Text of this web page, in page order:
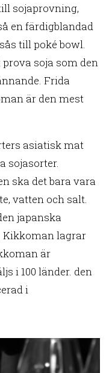
sojaprovning,
en färdigblandad
till poké bowl.
soja som den
Frida
är den mest
asiatisk mat
sojasorter.
ska det bara vara
vatten och salt.
japanska
Kikkoman lagrar
är
i 100 länder. den
i